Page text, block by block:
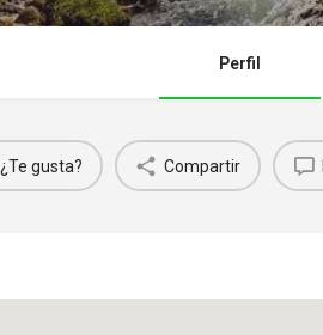
Perfil
¿Te gusta? Compartir